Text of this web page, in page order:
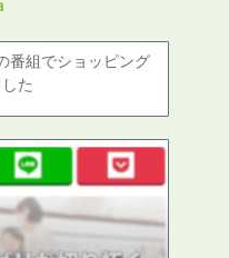
番組でショッピング
た